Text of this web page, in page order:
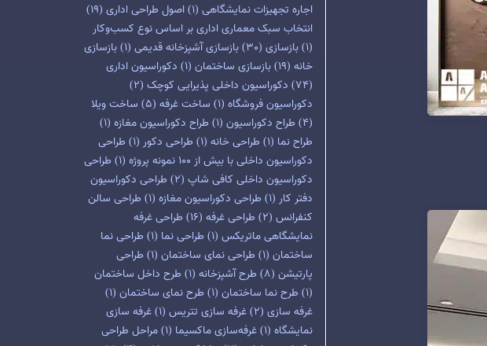
اجاره تجهیزات نمایشگاهی(1) اصول طراحی اداری(19)
انتخاب سبک معماری اداری بر اساس نوع کسب‌وکار
(1) بازسازی(30) بازسازی آشپزخانه قدیمی(1) بازسازی
خانه(19) بازسازی ساختمان(1)
دکوراسیون اداری
(74)
دکوراسیون داخلی پذیرایی کوچک(2)
دکوراسیون فروشگاه(1) ساخت غرفه(5)
ساخت ویلا
(4)
طراح دکوراسیون(1) طراح دکوراسیون مغازه(1)
طراح نما (1) طراحی خانه(1) طراحی دکور(1)
طراحی
دکوراسیون داخلی با بیش از 100 نمونه پروژه
(1)
طراحی
دکوراسیون داخلی کافی شاپ(2)
طراحی دکوراسیون
دفتر کار(1) طراحی دکوراسیون مغازه(1)
طراحی سالن
کنفرانس(2) طراحی غرفه(16)
طراحی غرفه
نمایشگاهی ماتریکس(1) طراحی نما (1)
طراحی نما
ساختمان(1) طراحی نمای ساختمان(1)
طراحی
پارتیشن(8) طرح آشپزخانه(1)
طرح داخل ساختمان
(1)
طرح نما ساختمان(1) طرح نمای ساختمان(1)
غرفه سازی(2) غرفه سازی تتریس(1) غرفه سازی
نمایشگاه(1) غرفه‌سازی ماکسیما (1) مراحل طراحی